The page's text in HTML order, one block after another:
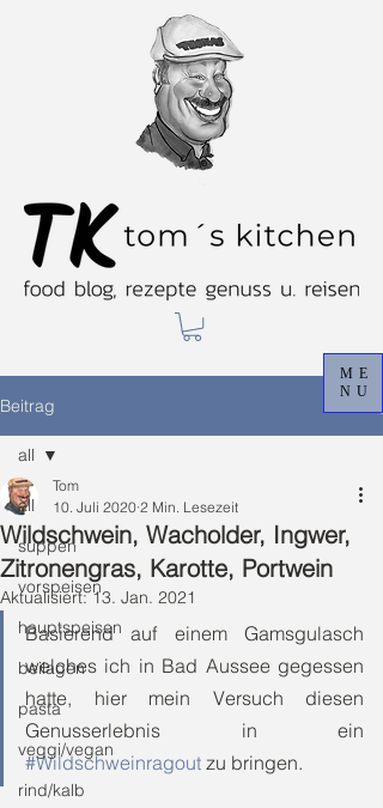
ME
NU
Beitrag
all
suppen
vorspeisen
hauptspeisen
beilagen
pasta
veggi/vegan
rind/kalb
all
Wildschwein, Wacholder, Ingwer,
Zitronengras, Karotte, Portwein
Tom
10. Juli 2020 2 Min. Lesezeit
Aktualisiert:13. Jan. 2021
Basierend auf einem Gamsgulasch
welches ich in Bad Aussee gegessen
hatte, hier mein Versuch diesen
#Wildschweinragout zu bringen.